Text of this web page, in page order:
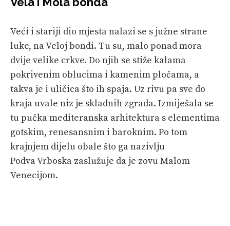
Veći i stariji dio mjesta nalazi se s južne strane
luke, na Veloj bondi. Tu su, malo ponad mora
dvije velike crkve. Do njih se stiže kalama
pokrivenim oblucima i kamenim pločama, a
takva je i uličica što ih spaja. Uz rivu pa sve do
kraja uvale niz je skladnih zgrada. Izmiješala se
tu pučka mediteranska arhitektura s elementima
gotskim, renesansnim i baroknim. Po tom
krajnjem dijelu obale što ga nazivlju
Podva Vrboska zaslužuje da je zovu Malom
Venecijom.